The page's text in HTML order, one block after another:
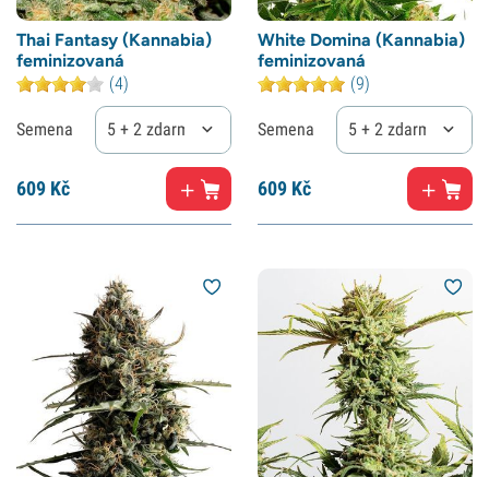
Thai Fantasy (Kannabia)
feminizovaná
(4)
Semena 5 + 2 zdarma
609 Kč
White Domina (Kannabia)
feminizovaná
(9)
Semena 5 + 2 zdarma
609 Kč